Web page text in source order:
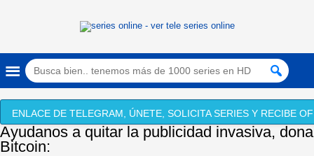
ENLACE DE TELEGRAM, ÚNETE, SOLICITA SERIES Y RECIBE
Ayudanos a quitar la publicidad invasiva, dona
Bitcoin: